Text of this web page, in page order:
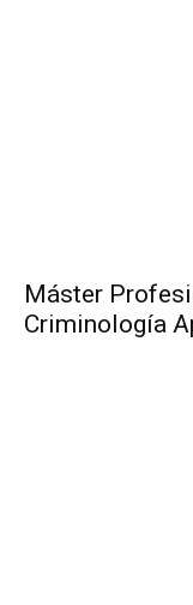
Máster
Criminología